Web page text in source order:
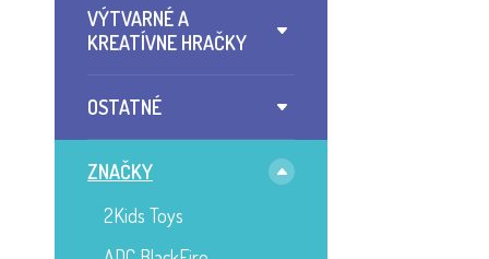
VÝTVARNÉ A
KREATÍVNE HRAČKY
OSTATNÉ
ZNAČKY
2Kids Toys